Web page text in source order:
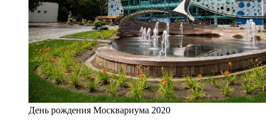
День рождения Москвариума 2020